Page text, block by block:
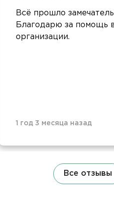
Всё прошло
Благодарю за помощь
организации.
1 год 3 месяца назад
Все отзывы